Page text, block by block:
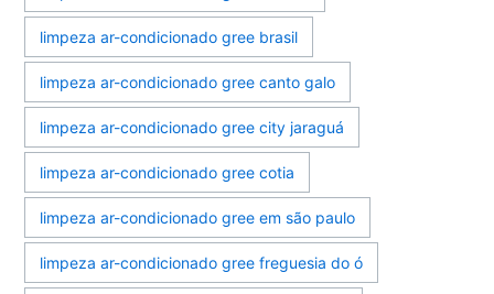
limpeza ar-condicionado gree brasil
limpeza ar-condicionado gree canto galo
limpeza ar-condicionado gree city jaraguá
limpeza ar-condicionado gree cotia
limpeza ar-condicionado gree em são paulo
limpeza ar-condicionado gree freguesia do ó